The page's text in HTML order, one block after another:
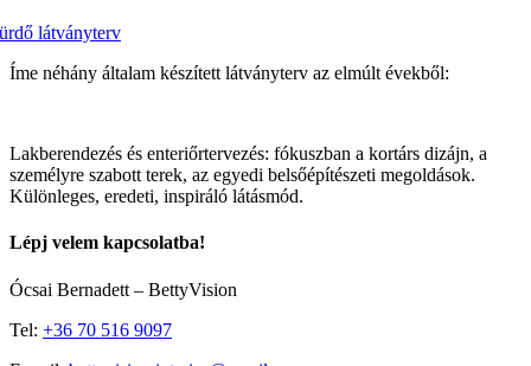
Íme néhány általam készített látványterv az elmúlt évekből:
Lakberendezés és enteriőrtervezés: fókuszban a kortárs dizájn, a
személyre szabott terek, az egyedi belsőépítészeti megoldások.
Különleges, eredeti, inspiráló látásmód.
Lépj velem kapcsolatba!
Ócsai Bernadett – BettyVision
Tel: +36 70 516 9097